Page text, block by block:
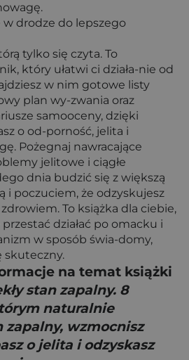
w drodze do lepszego
tylko się czyta. To
który ułatwi ci działa-nie od
w nim gotowe listy
plan wy-zwania oraz
samooceny, dzięki
o od-porność, jelita i
Pożegnaj nawracające
jelitowe i ciągłe
dnia budzić się z większą
i poczuciem, że odzyskujesz
To książka dla ciebie,
działać po omacku i
w sposób świa-domy,
skuteczny.
na temat książki
stan zapalny. 8
naturalnie
zapalny, wzmocnisz
o jelita i odzyskasz